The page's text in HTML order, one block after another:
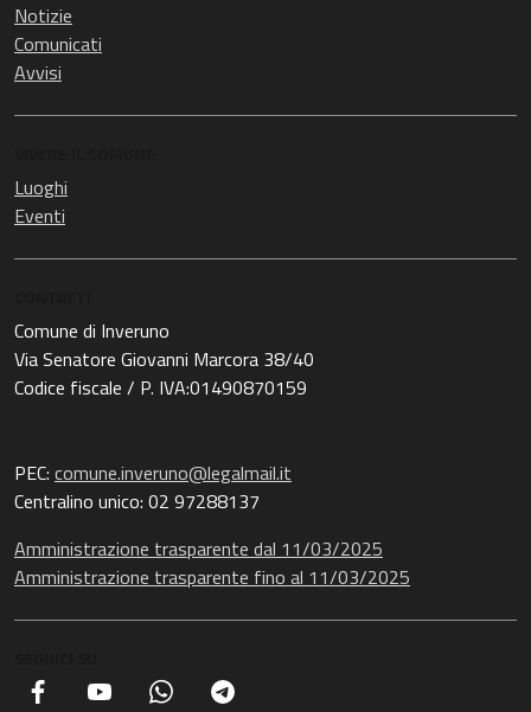
Notizie
Comunicati
Avvisi
Luoghi
Eventi
Comune di Inveruno
Via Senatore Giovanni Marcora 38/40
Codice fiscale / P. IVA:01490870159
PEC: comune.inveruno@legalmail.it
Centralino unico: 02 97288137
Amministrazione trasparente dal 11/03/2025
Amministrazione trasparente fino al 11/03/2025
Facebook YouTube Whatsapp